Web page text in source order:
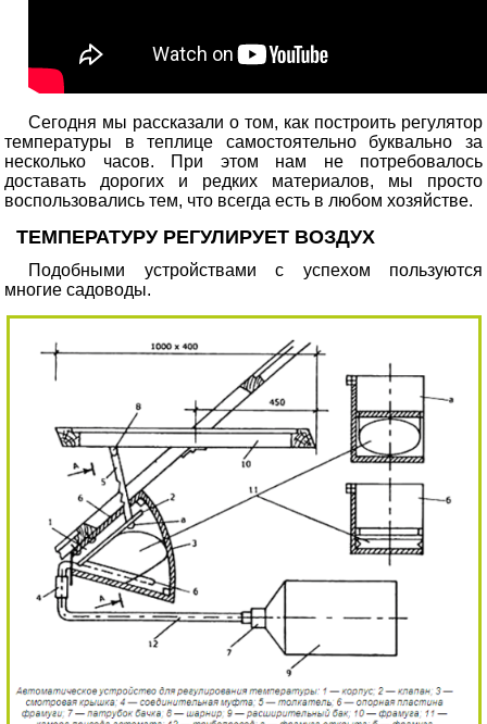
Сегодня мы рассказали о том, как построить регулятор
температуры в теплице самостоятельно буквально за
несколько часов. При этом нам не потребовалось
доставать дорогих и редких материалов, мы просто
воспользовались тем, что всегда есть в любом хозяйстве.
ТЕМПЕРАТУРУ РЕГУЛИРУЕТ ВОЗДУХ
Подобными устройствами с успехом пользуются
многие садоводы.